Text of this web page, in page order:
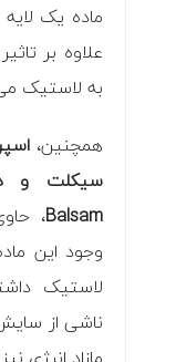
ماده یک
علاوه بر
به لاستیک
همچنین،
Balsam
وجود این
لاستیک
ناشی از